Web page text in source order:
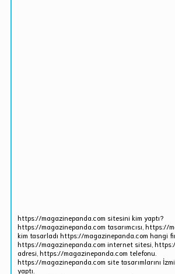
https://magazinepanda.com sitesini kim yaptı?
https://magazinepanda.com tasarımcısı, https://
kim tasarladı https://magazinepanda.com hangi
https://magazinepanda.com internet sitesi,
adresi, https://magazinepanda.com telefonu.
https://magazinepanda.com site tasarımlarını
yaptı.